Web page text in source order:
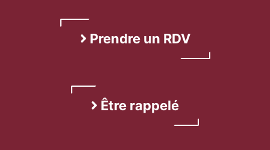
Prendre un RDV
Être rappelé